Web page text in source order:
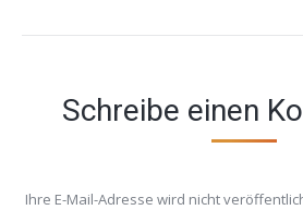
Schreibe einen
Ihre E-Mail-Adresse wird nicht